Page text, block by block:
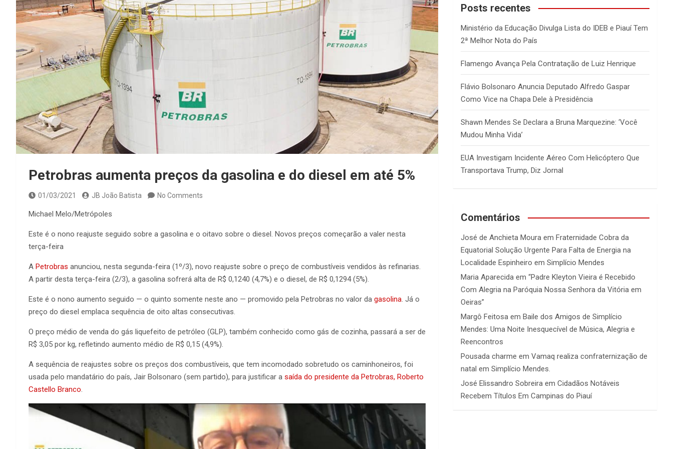
Petrobras aumenta preços da gasolina e do diesel em até 5%
01/03/2021 JB João Batista No Comments
Michael Melo/Metrópoles
Este é o nono reajuste seguido sobre a gasolina e o oitavo sobre o diesel. Novos preços começarão a valer nesta
terça-feira
A Petrobras anunciou, nesta segunda-feira (1º/3), novo reajuste sobre o preço de combustíveis vendidos às refinarias.
A partir desta terça-feira (2/3), a gasolina sofrerá alta de R$ 0,1240 (4,7%) e o diesel, de R$ 0,1294 (5%).
Este é o nono aumento seguido — o quinto somente neste ano — promovido pela Petrobras no valor da gasolina. Já o
preço do diesel emplaca sequência de oito altas consecutivas.
O preço médio de venda do gás liquefeito de petróleo (GLP), também conhecido como gás de cozinha, passará a ser de
R$ 3,05 por kg, refletindo aumento médio de R$ 0,15 (4,9%).
A sequência de reajustes sobre os preços dos combustíveis, que tem incomodado sobretudo os caminhoneiros, foi
usada pelo mandatário do país, Jair Bolsonaro (sem partido), para justificar a saída do presidente da Petrobras, Roberto
Castello Branco.
c
Posts recentes
Ministério da Educação Divulga Lista do IDEB e Piauí Tem
2ª Melhor Nota do País
Flamengo Avança Pela Contratação de Luiz Henrique
Flávio Bolsonaro Anuncia Deputado Alfredo Gaspar
Como Vice na Chapa Dele à Presidência
Shawn Mendes Se Declara a Bruna Marquezine: ‘Você
Mudou Minha Vida’
EUA Investigam Incidente Aéreo Com Helicóptero Que
Transportava Trump, Diz Jornal
Comentários
José de Anchieta Moura emFraternidade Cobra da
Equatorial Solução Urgente Para Falta de Energia na
Localidade Espinheiro em Simplício Mendes
Maria Aparecida em“Padre Kleyton Vieira é Recebido
Com Alegria na Paróquia Nossa Senhora da Vitória em
Oeiras”
Margô Feitosa emBaile dos Amigos de Simplício
Mendes: Uma Noite Inesquecível de Música, Alegria e
Reencontros
Pousada charme emVamaq realiza confraternização de
natal em Simplício Mendes.
José Elissandro Sobreira emCidadãos Notáveis
Recebem Títulos Em Campinas do Piauí